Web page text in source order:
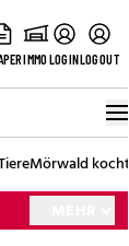
IMMOLOGINLOGOUT
Mörwald kocht